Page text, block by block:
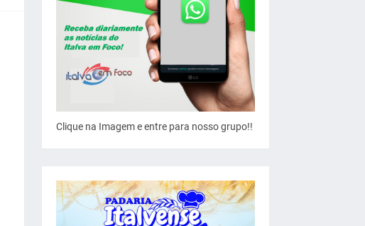
Clique na Imagem e entre para nosso grupo!!